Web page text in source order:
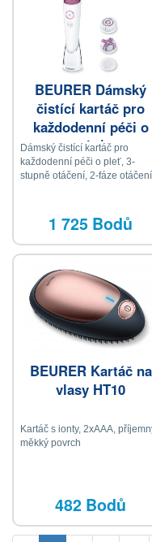
BEURER Dámský
čistící kartáč pro
každodenní péči o
pleť
Dámský čistící kartáč pro
každodenní péči o pleť, 3-
stupně otáčení, 2-fáze
nástavce1 725 Bodů
BEURER Kartáč na
vlasy HT10
Kartáč s ionty, 2xAAA,
měkký povrch
482 Bodů